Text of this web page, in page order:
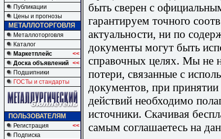
Публикации
Цены и прогнозы
МЕТАЛЛОТОРГОВЛЯ
Металлоторговля
Каталог
Маркетплейс
<<
Доска объявлений <<
Подшипники
ГОСТы и стандарты
ПОЛЬЗОВАТЕЛЯМ
Регистрация
<<
Подписка
быть сверен с
гарантируем точного
актуальности, ни по
документы могут быть
справочных целях. Мы не
потери, связанные с
документов, при
действий необходимо
источники. Скачивая
самым соглашаетесь на